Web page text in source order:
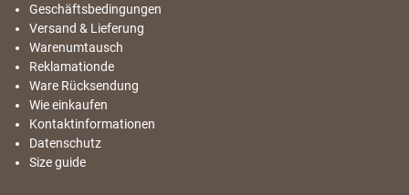
Geschäftsbedingungen
Versand & Lieferung
Warenumtausch
Reklamationde
Ware Rücksendung
Wie einkaufen
Kontaktinformationen
Datenschutz
Size guide